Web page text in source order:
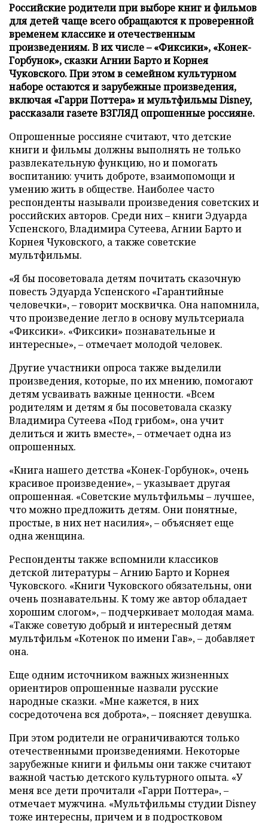
Российские родители при выборе книг и фильмов
для детей чаще всего обращаются к проверенной
временем классике и отечественным
произведениям. В их числе – «Фиксики», «Конек-
Горбунок», сказки Агнии Барто и Корнея
Чуковского. При этом в семейном культурном
наборе остаются и зарубежные произведения,
включая «Гарри Поттера» и мультфильмы Disney,
рассказали газете ВЗГЛЯД опрошенные россияне.
Опрошенные россияне считают, что детские
книги и фильмы должны выполнять не только
развлекательную функцию, но и помогать
воспитанию: учить доброте, взаимопомощи и
умению жить в обществе. Наиболее часто
респонденты называли произведения советских и
российских авторов. Среди них – книги Эдуарда
Успенского, Владимира Сутеева, Агнии Барто и
Корнея Чуковского, а также советские
мультфильмы.
«Я бы посоветовала детям почитать сказочную
повесть Эдуарда Успенского «Гарантийные
человечки», – говорит москвичка. Она напомнила,
что произведение легло в основу мультсериала
«Фиксики». «Фиксики» познавательные и
интересные», – отмечает молодой человек.
Другие участники опроса также выделили
произведения, которые, по их мнению, помогают
детям усваивать важные ценности. «Всем
родителям и детям я бы посоветовала сказку
Владимира Сутеева «Под грибом», она учит
делиться и жить вместе», – отмечает одна из
опрошенных.
«Книга нашего детства «Конек-Горбунок», очень
красивое произведение», – указывает другая
опрошенная. «Советские мультфильмы – лучшее,
что можно предложить детям. Они понятные,
простые, в них нет насилия», – объясняет еще
одна женщина.
Респонденты также вспомнили классиков
детской литературы – Агнию Барто и Корнея
Чуковского. «Книги Чуковского обязательны, они
очень познавательны. К тому же автор обладает
хорошим слогом», – подчеркивает молодая мама.
«Также советую добрый и интересный детям
мультфильм «Котенок по имени Гав», – добавляет
она.
Еще одним источником важных жизненных
ориентиров опрошенные назвали русские
народные сказки. «Мне кажется, в них
сосредоточена вся доброта», – поясняет девушка.
При этом родители не ограничиваются только
отечественными произведениями. Некоторые
зарубежные книги и фильмы они также считают
важной частью детского культурного опыта. «У
меня все дети прочитали «Гарри Поттера», –
отмечает мужчина. «Мультфильмы студии Disney
тоже интересны, причем и в подростковом